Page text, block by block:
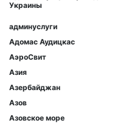
Украины
админуслуги
Адомас Аудицкас
АэроСвит
Азия
Азербайджан
Азов
Азовское море